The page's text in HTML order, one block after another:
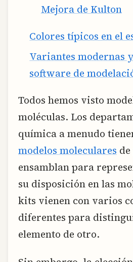
Mejora de Kulton
Colores típicos en el
Variantes modernas
software de
Todos hemos visto
moléculas. Los
química a menudo
modelos moleculares
ensamblan para
su disposición en las
kits vienen con varios
diferentes para
elemento de otro.